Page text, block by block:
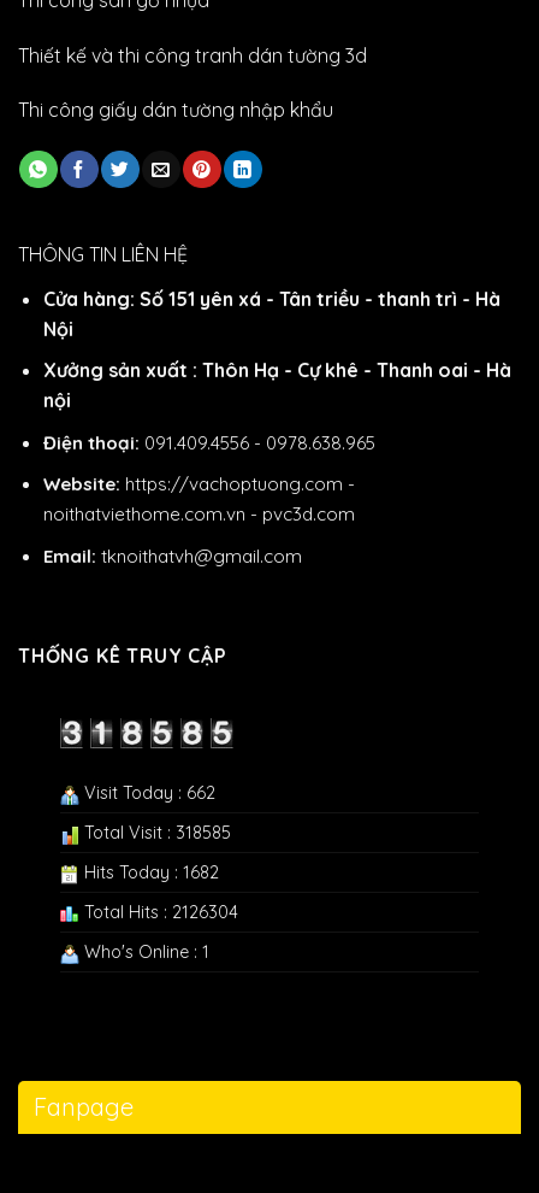
Thiết kế và thi công tranh dán tường 3d
Thi công giấy dán tường nhập khẩu
THÔNG TIN LIÊN HỆ
Cửa hàng: Số 151 yên xá - Tân triều - thanh trì - Hà
Nội
Xưởng sản xuất : Thôn Hạ - Cự khê - Thanh oai - Hà
nội
Điện thoại: 091.409.4556 - 0978.638.965
Website: https://vachoptuong.com -
noithatviethome.com.vn - pvc3d.com
Email: tknoithatvh@gmail.com
THỐNG KÊ TRUY CẬP
Visit Today : 662
Total Visit : 318585
Hits Today : 1682
Total Hits : 2126304
Who's Online : 1
Fanpage